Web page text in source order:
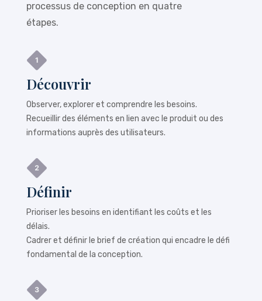
processus de conception en quatre
étapes.
Découvrir
Observer, explorer et comprendre les besoins.
Recueillir des éléments en lien avec le produit ou des
informations auprès des utilisateurs.
Définir
Prioriser les besoins en identifiant les coûts et les
délais.
Cadrer et définir le brief de création qui encadre le défi
fondamental de la conception.